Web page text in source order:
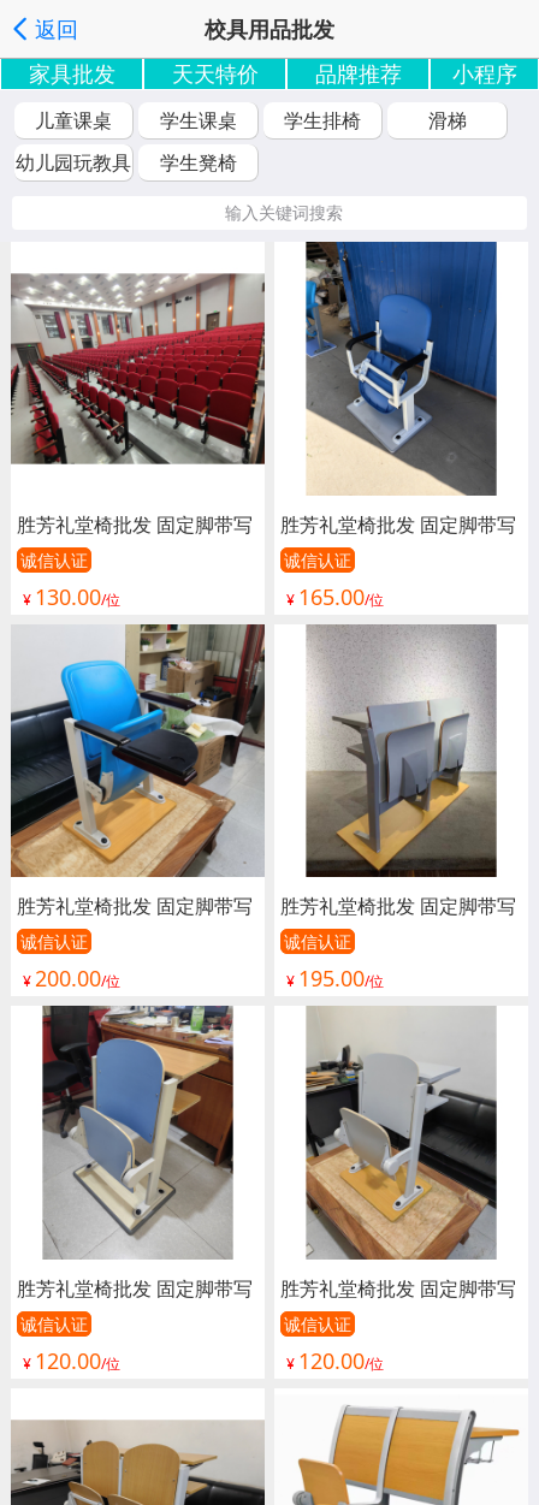
返回 校具用品批发
家具批发搜索|按分类浏览|按地区浏览', '取消');">
家具批发 天天特价 品牌推荐 小程序
儿童课桌 学生课桌 学生排椅
滑梯
幼儿园玩教具
学生凳椅
输入关键词搜索
胜芳礼堂椅批发 固定脚带写
字板 礼堂椅 剧院椅 影院椅
阶梯椅 铝合金脚多媒体报告
厅椅 礼堂排椅 软包阶梯教
室排椅 阶梯教室桌椅 学生
排椅 联排椅 嘉琪家具
诚信认证
¥ 130.00/位
胜芳礼堂椅批发 固定脚带写
字板 礼堂椅 剧院椅 影院椅
阶梯椅 铝合金脚多媒体报告
厅椅 礼堂排椅 软包阶梯教
室排椅 阶梯教室桌椅 学生
排椅 联排椅 嘉琪家具
诚信认证
¥ 165.00/位
胜芳礼堂椅批发 固定脚带写
字板 礼堂椅 剧院椅 影院椅
阶梯椅 铝合金脚多媒体报告
厅椅 礼堂排椅 软包阶梯教
室排椅 阶梯教室桌椅 学生
排椅 联排椅 嘉琪家具
诚信认证
¥200.00/位
胜芳礼堂椅批发 固定脚带写
字板 礼堂椅 剧院椅 影院椅
阶梯椅 铝合金脚多媒体报告
厅椅 礼堂排椅 软包阶梯教
室排椅 阶梯教室桌椅 学生
排椅 联排椅 嘉琪家具
诚信认证
¥ 195.00/位
胜芳礼堂椅批发 固定脚带写
字板 礼堂椅 剧院椅 影院椅
阶梯椅 铝合金脚多媒体报告
排椅 联排椅 嘉琪家具
诚信认证
¥ 120.00/位
胜芳礼堂椅批发 固定脚带写
字板 礼堂椅 剧院椅 影院椅
阶梯椅 铝合金脚多媒体报告
室排椅 阶梯教室桌椅 学生
排椅 联排椅 嘉琪家具
诚信认证
¥ 120.00/位